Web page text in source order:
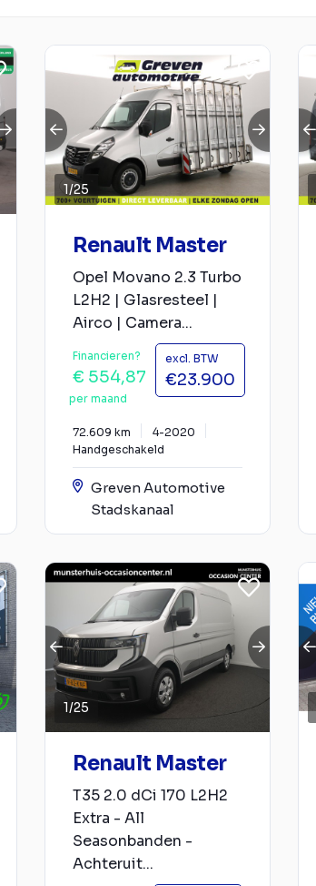
1/25
Renault Master
Opel Movano 2.3 Turbo
L2H2 | Glasresteel |
Airco | Camera...
Financieren?
€ 554,87
per maand
excl. BTW
€23.900
72.609 km
4-2020
Handgeschakeld
Greven Automotive
Stadskanaal
1/25
Renault Master
T35 2.0 dCi 170 L2H2
Extra - All
Seasonbanden -
Achteruit...